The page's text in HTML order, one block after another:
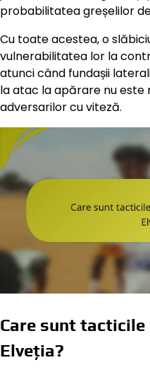
probabilitatea greșelilor
Cu toate acestea, o
vulnerabilitatea lor la
atunci când fundașii
la atac la apărare nu este
adversarilor cu viteză.
Care sunt
Elveția?